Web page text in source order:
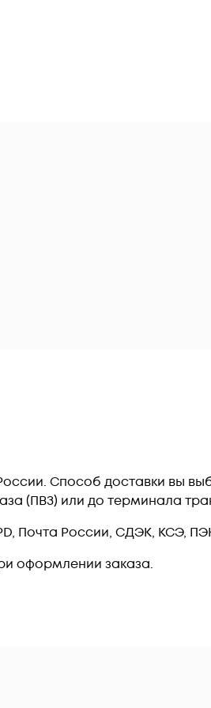
Способ доставки вы
(ПВЗ) или до терминала
Почта России, СДЭК, КСЭ,
оформлении заказа.